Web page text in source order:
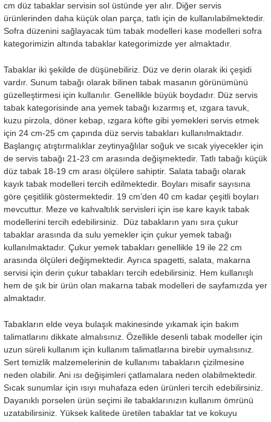
cm düz tabaklar servisin sol üstünde yer alır. Diğer servis
ürünlerinden daha küçük olan parça, tatlı için de kullanılabilmektedir.
Sofra düzenini sağlayacak tüm tabak modelleri kase modelleri sofra
kategorimizin altında tabaklar kategorimizde yer almaktadır.
Tabaklar iki şekilde de düşünebiliriz. Düz ve derin olarak iki çeşidi
vardır. Sunum tabağı olarak bilinen tabak masanın görünümünü
güzelleştirmesi için kullanılır. Genellikle büyük boydadır. Düz servis
tabak kategorisinde ana yemek tabağı kızarmış et, ızgara tavuk,
kuzu pirzola, döner kebap, ızgara köfte gibi yemekleri servis etmek
için 24 cm-25 cm çapında düz servis tabakları kullanılmaktadır.
Başlangıç atıştırmalıklar zeytinyağlılar soğuk ve sıcak yiyecekler için
de servis tabağı 21-23 cm arasında değişmektedir. Tatlı tabağı küçük
düz tabak 18-19 cm arası ölçülere sahiptir. Salata tabağı olarak
kayık tabak modelleri tercih edilmektedir. Boyları misafir sayısına
göre çeşitlilik göstermektedir. 19 cm’den 40 cm kadar çeşitli boyları
mevcuttur. Meze ve kahvaltılık servisleri için ise kare kayık tabak
modellerini tercih edebilirsiniz. Düz tabakların yanı sıra çukur
tabaklar arasında da sulu yemekler için çukur yemek tabağı
kullanılmaktadır. Çukur yemek tabakları genellikle 19 ile 22 cm
arasında ölçüleri değişmektedir. Ayrıca spagetti, salata, makarna
servisi için derin çukur tabakları tercih edebilirsiniz. Hem kullanışlı
hem de şık bir ürün olan makarna tabak modelleri de sayfamızda yer
almaktadır.
Tabakların elde veya bulaşık makinesinde yıkamak için bakım
talimatlarını dikkate almalısınız. Özellikle desenli tabak modeller için
uzun süreli kullanım için kullanım talimatlarına birebir uymalısınız.
Sert temizlik malzemelerinin de kullanımı tabakların çizilmesine
neden olabilir. Ani ısı değişimleri çatlamalara neden olabilmektedir.
Sıcak sunumlar için ısıyı muhafaza eden ürünleri tercih edebilirsiniz.
Dayanıklı porselen ürün seçimi ile tabaklarınızın kullanım ömrünü
uzatabilirsiniz. Yüksek kalitede üretilen tabaklar tat ve kokuyu